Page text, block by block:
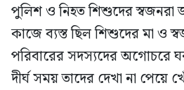
পুলিশ ও নিহত শিশুদের স্বজনরা
কাজে ব্যস্ত ছিল শিশুদের মা ও
পরিবারের সদস্যদের অগোচরে
দীর্ঘ সময় তাদের দেখা না